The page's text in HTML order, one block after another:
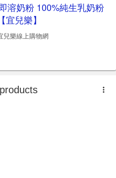
溶奶粉 100%純生乳奶粉
兒樂】
兒樂線上購物網